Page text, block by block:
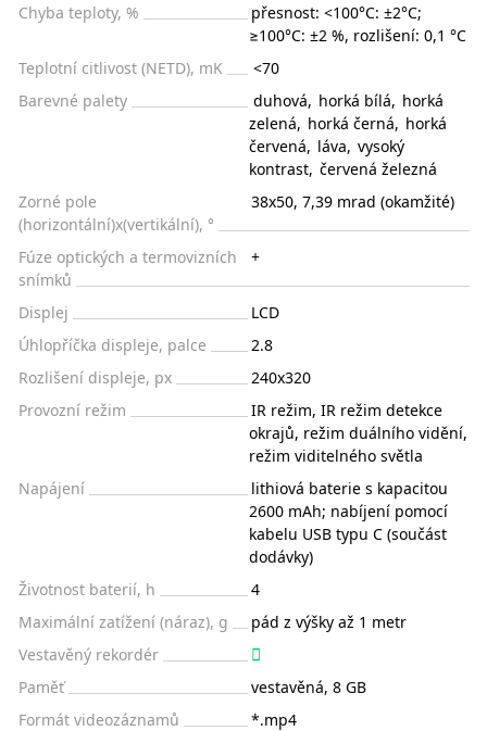
Chyba teploty, %
přesnost: <100°C: ±2°C;
≥100°C: ±2 %, rozlišení: 0,1 °C
Teplotní citlivost (NETD), mK
<70
Barevné palety
duhová, horká bílá, horká
zelená, horká černá, horká
červená, láva, vysoký
kontrast, červená železná
Zorné pole
(horizontální)x(vertikální), °
38x50, 7,39 mrad (okamžité)
Fúze optických a termovizních
snímků
+
Displej
LCD
Úhlopříčka displeje, palce
2.8
Rozlišení displeje, px
240x320
Provozní režim
IR režim, IR režim detekce
okrajů, režim duálního vidění,
režim viditelného světla
Napájení
lithiová baterie s kapacitou
2600 mAh; nabíjení pomocí
kabelu USB typu C (součást
dodávky)
Životnost baterií, h
4
Maximální zatížení (náraz), g
pád z výšky až 1 metr
Vestavěný rekordér
Paměť
vestavěná, 8 GB
Formát videozáznamů
*.mp4